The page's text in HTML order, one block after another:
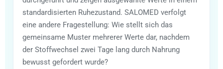
standardisierten Ruhezustand. SALOMED verfolgt
eine andere Fragestellung: Wie stellt sich das
gemeinsame Muster mehrerer Werte dar, nachdem
der Stoffwechsel zwei Tage lang durch Nahrung
bewusst gefordert wurde?